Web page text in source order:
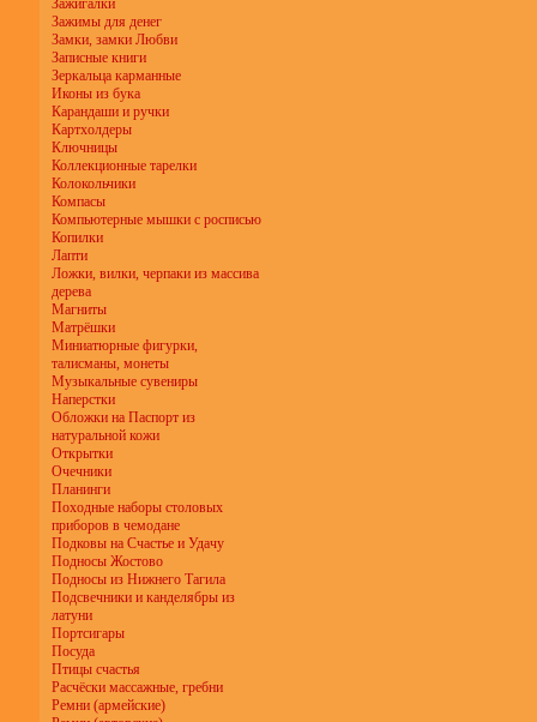
Зажигалки
Зажимы для денег
Замки, замки Любви
Записные книги
Зеркальца карманные
Иконы из бука
Карандаши и ручки
Картхолдеры
Ключницы
Коллекционные тарелки
Колокольчики
Компасы
Компьютерные мышки с росписью
Копилки
Лапти
Ложки, вилки, черпаки из массива
дерева
Магниты
Матрёшки
Миниатюрные фигурки,
талисманы, монеты
Музыкальные сувениры
Наперстки
Обложки на Паспорт из
натуральной кожи
Открытки
Очечники
Планинги
Походные наборы столовых
приборов в чемодане
Подковы на Счастье и Удачу
Подносы Жостово
Подносы из Нижнего Тагила
Подсвечники и канделябры из
латуни
Портсигары
Посуда
Птицы счастья
Расчёски массажные, гребни
Ремни (армейские)